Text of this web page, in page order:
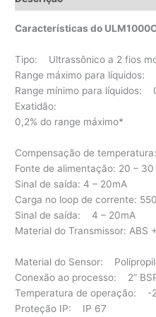
Características do
Tipo: Ultrassônico a 2 fios
Range máximo para líquidos:
Range mínimo para líquidos:
Exatidão:
0,2% do range máximo*
Compensação de
Fonte de alimentação: 20 – 30
Sinal de saída: 4 – 20mA
Carga no loop de corrente:
Sinal de saída: 4 – 20mA
Material do Transmissor: ABS
Material do Sensor:
Conexão ao processo: 2”
Temperatura de operação: -
Proteção IP: IP 67